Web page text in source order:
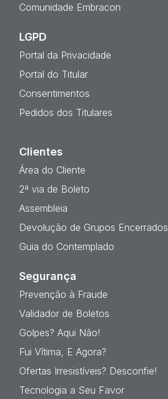
Comunidade Embracon
LGPD
Portal da Privacidade
Portal do Titular
Consentimentos
Pedidos dos Titulares
Clientes
Área do Cliente
2ª via de Boleto
Assembleia
Devolução de Grupos Encerrados
Guia do Contemplado
Segurança
Prevenção à Fraude
Validador de Boletos
Golpes? Aqui Não!
Fui Vítima, E Agora?
Ofertas Irresistíveis? Desconfie!
Tecnologia a Seu Favor